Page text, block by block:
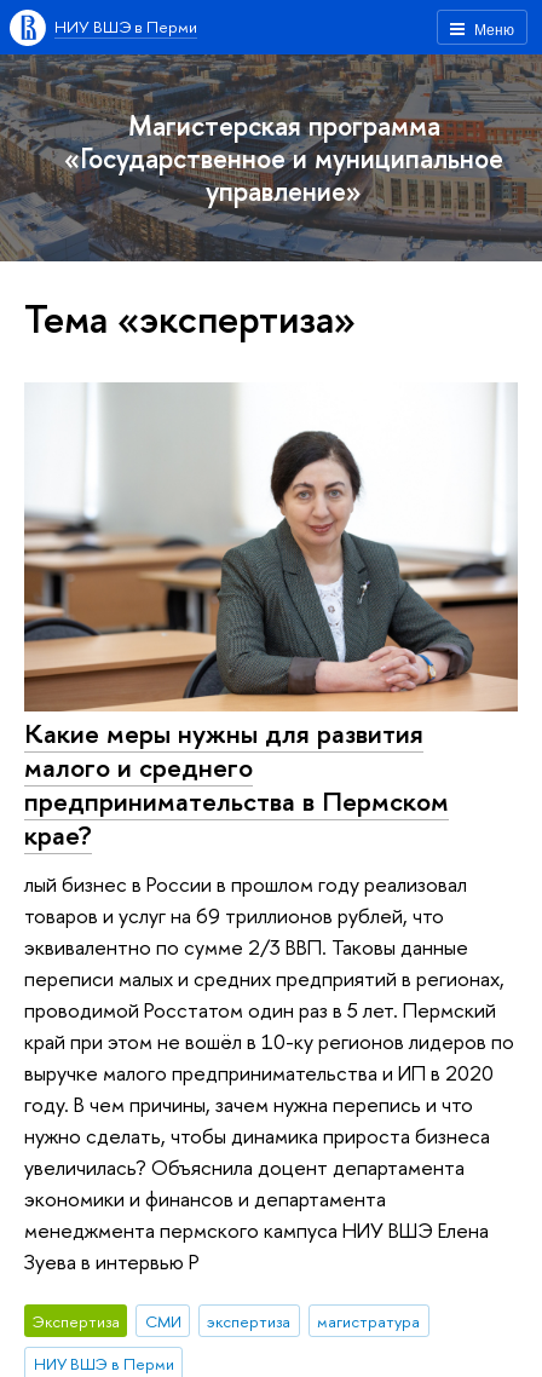
Меню
НИУ ВШЭ в Перми
Магистерская программа
«Государственное и муниципальное
управление»
Тема «экспертиза»
Какие меры нужны для развития
малого и среднего
предпринимательства в Пермском
крае?
лый бизнес в России в прошлом году реализовал
товаров и услуг на 69 триллионов рублей, что
эквивалентно по сумме 2/3 ВВП. Таковы данные
переписи малых и средних предприятий в регионах,
проводимой Росстатом один раз в 5 лет. Пермский
край при этом не вошёл в 10-ку регионов лидеров по
выручке малого предпринимательства и ИП в 2020
году. В чем причины, зачем нужна перепись и что
нужно сделать, чтобы динамика прироста бизнеса
увеличилась? Объяснила доцент департамента
экономики и финансов и департамента
менеджмента пермского кампуса НИУ ВШЭ Елена
Зуева в интервью Р
Экспертиза СМИ экспертиза
магистратура
НИУ ВШЭ в Перми